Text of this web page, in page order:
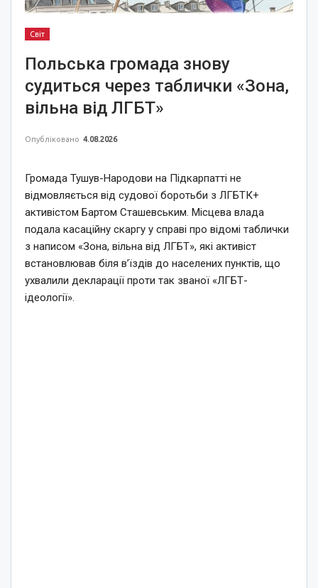
Світ
Польська громада знову
судиться через таблички «Зона,
вільна від ЛГБТ»
Опубліковано 4.08.2026
Громада Тушув-Народови на Підкарпатті не
відмовляється від судової боротьби з ЛГБТК+
активістом Бартом Сташевським. Місцева влада
подала касаційну скаргу у справі про відомі таблички
з написом «Зона, вільна від ЛГБТ», які активіст
встановлював біля в’їздів до населених пунктів, що
ухвалили декларації проти так званої «ЛГБТ-
ідеології».